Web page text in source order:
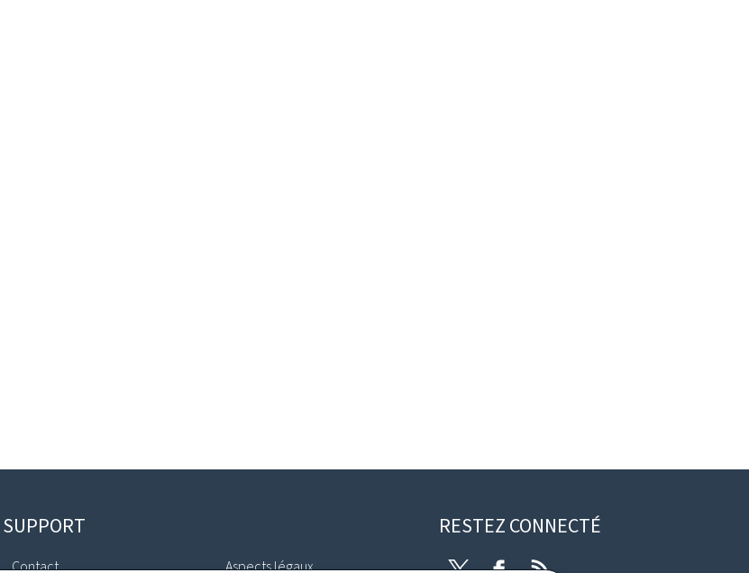
SUPPORT
Contact Aspects légaux
RESTEZ CONNECTÉ
TwitterFacebook
RSS